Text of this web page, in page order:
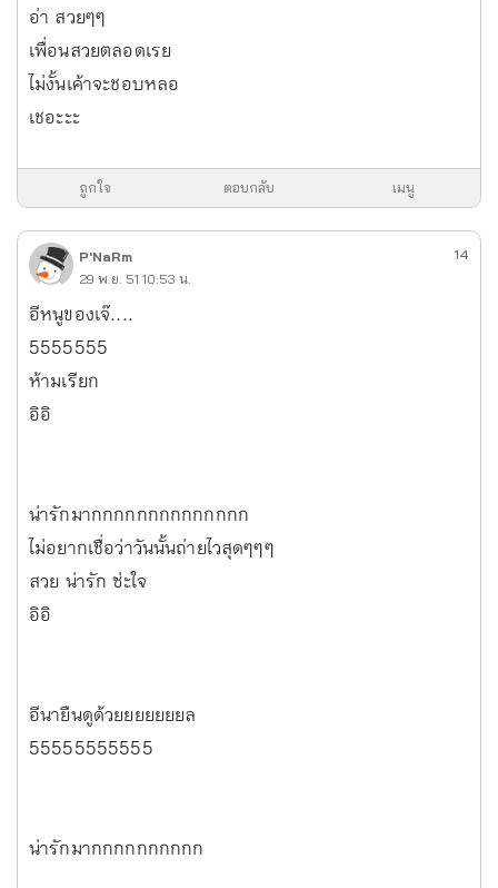
อ่า สวยๆๆ
เพื่อนสวยตลอดเรย
ไม่งั้นเค้าจะชอบหลอ
เชอะะะ
ถูกใจ ตอบกลับ เมนู
P'NaRm
29 พ.ย. 51 10:53 น.
14
อีหนูของเจ๊....
5555555
ห้ามเรียก
อิอิ
น่ารักมากกกกกกกกกกกกกก
ไม่อยากเชื่อว่าวันนั้นถ่ายไวสุดๆๆๆ
สวย น่ารัก ซ่ะใจ
อิอิ
อีนายืนดูด้วยยยยยยยล
55555555555
น่ารักมากกกกกกกกกก